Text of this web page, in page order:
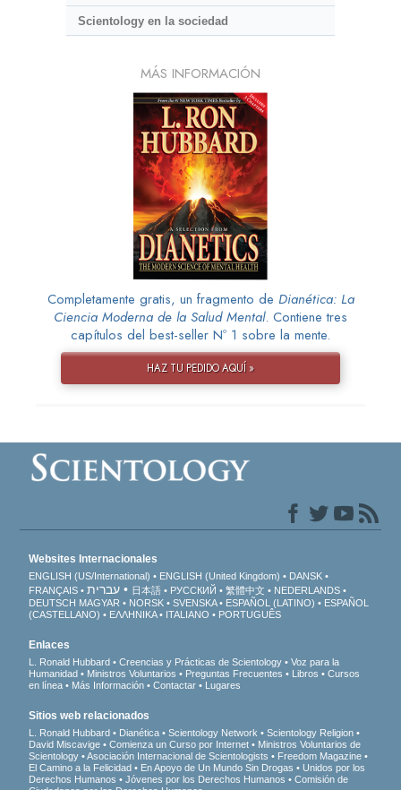
Scientology en la sociedad
MÁS INFORMACIÓN
Completamente gratis, un fragmento de Dianética: La
Ciencia Moderna de la Salud Mental. Contiene tres
capítulos del best-seller Nº 1 sobre la mente.
HAZ TU PEDIDO AQUÍ »
Websites Internacionales
ENGLISH (US/International) ENGLISH (United Kingdom)
DANSK
FRANÇAIS
עברית 日本語 РУССКИЙ 繁體中文
NEDERLANDS
DEUTSCH MAGYAR NORSK SVENSKA ESPAÑOL (LATINO)
ESPAÑOL
(CASTELLANO)
ΕΛΛΗΝΙΚA ITALIANO PORTUGUÊS
Enlaces
L. Ronald Hubbard Creencias y Prácticas de Scientology
Voz para la
Humanidad
Ministros Voluntarios Preguntas Frecuentes Libros
Cursos
en línea
Más Información Contactar Lugares
Sitios web relacionados
L. Ronald Hubbard Dianética Scientology Network
Scientology Religion
David Miscavige
Comienza un Curso por Internet
Ministros Voluntarios de
Scientology
Asociación Internacional de Scientologists
Freedom Magazine
El Camino a la Felicidad
En Apoyo de Un Mundo Sin Drogas
Unidos por los
Derechos Humanos
Jóvenes por los Derechos Humanos
Comisión de